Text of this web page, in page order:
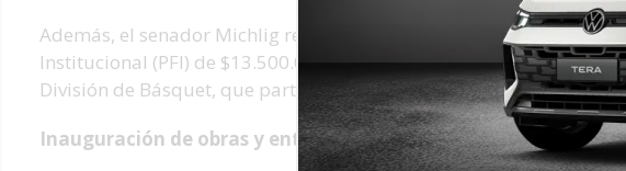
Además, el senador Michlig realizó la entrega de un aporte del
Institucional (PFI) de $13.500.000, destinado a acompañar el
División de Básquet, que participó durante toda la temporada
Inauguración de obras y entrega de aportes en el Club Unidad